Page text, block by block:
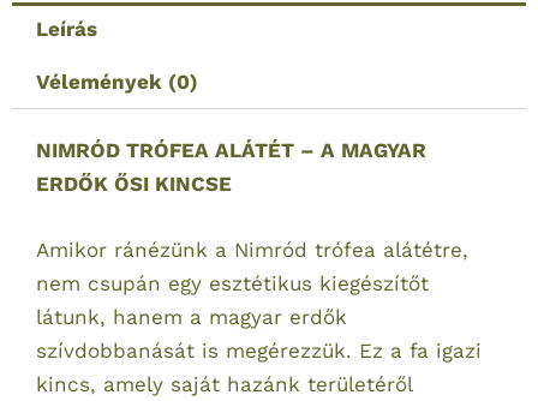
TRÓFEA
ALÁTÉT
A
MAGYAR
ERDŐK
KINCSE
mennyiség
Leírás
Vélemények (0)
NIMRÓD TRÓFEA ALÁTÉT – A MAGYAR
ERDŐK ŐSI KINCSE
Amikor ránézünk a Nimród trófea alátétre,
nem csupán egy esztétikus kiegészítőt
látunk, hanem a magyar erdők
szívdobbanását is megérezzük. Ez a fa igazi
kincs, amely saját hazánk területéről